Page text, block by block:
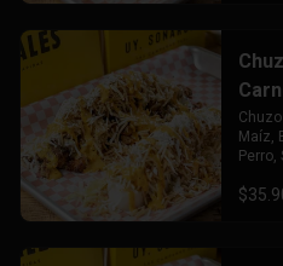
Maíz,